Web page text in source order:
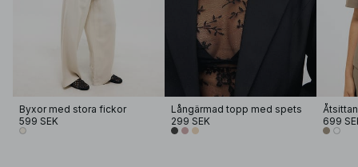
Byxor med stora fickor
599 SEK
Långärmad topp med spets
299 SEK
699